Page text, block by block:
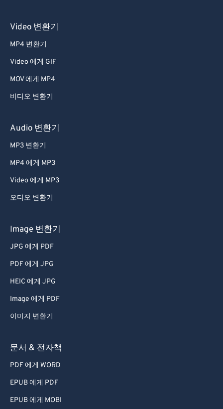
Video 변환기
MP4 변환기
Video 에게 GIF
MOV 에게 MP4
비디오 변환기
Audio 변환기
MP3 변환기
MP4 에게 MP3
Video 에게 MP3
오디오 변환기
Image 변환기
JPG 에게 PDF
PDF 에게 JPG
HEIC 에게 JPG
Image 에게 PDF
이미지 변환기
문서 & 전자책
PDF 에게 WORD
EPUB 에게 PDF
EPUB 에게 MOBI